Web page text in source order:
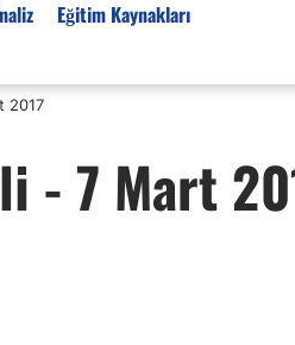
Eğitim Kaynakları
2017
- 7 Mart